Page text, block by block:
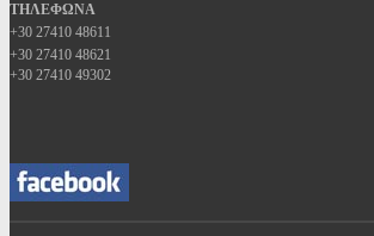
ΤΗΛΕΦΩΝΑ
+30 27410 48611
+30 27410 48621
+30 27410 49302